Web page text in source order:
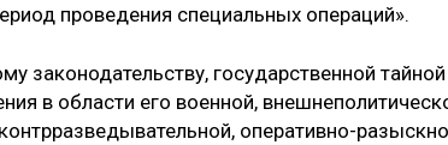
проведения специальных операций».
законодательству, государственной
в области его военной,
оперативно-